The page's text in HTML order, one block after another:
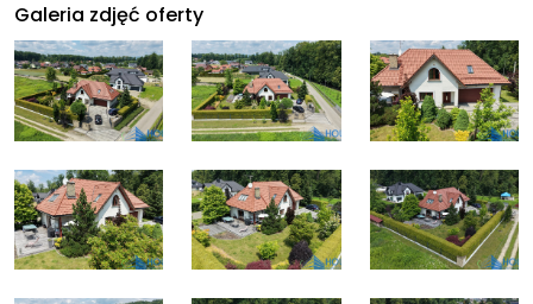
Galeria zdjęć oferty